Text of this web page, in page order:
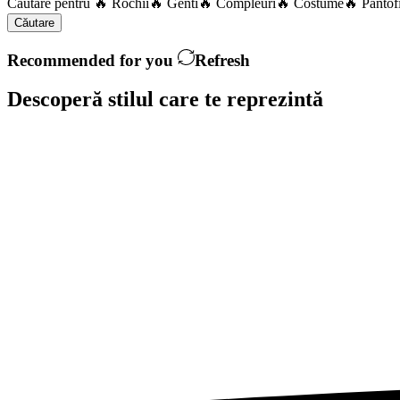
Căutare pentru 🔥 Rochii 🔥 Genti 🔥 Compleuri 🔥 Costume🔥
Căutare
Recommended for you Refresh
Descoperă stilul care te reprezintă